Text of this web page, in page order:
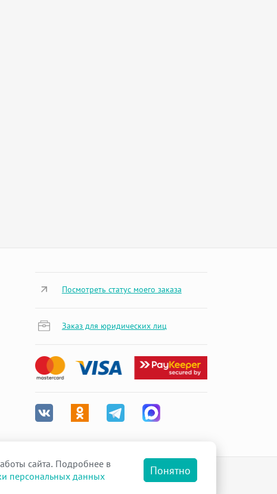
Посмотреть статус моего заказа
Заказ для юридических лиц
сайта. Подробнее в
персональных данных Понятно